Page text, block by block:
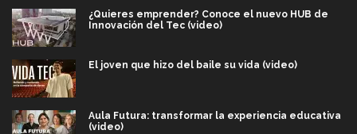
¿Quieres emprender? Conoce el nuevo HUB de
Innovación del Tec (video)
El joven que hizo del baile su vida (video)
Aula Futura: transformar la experiencia educativa
(video)